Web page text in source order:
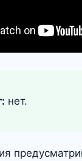
нет.